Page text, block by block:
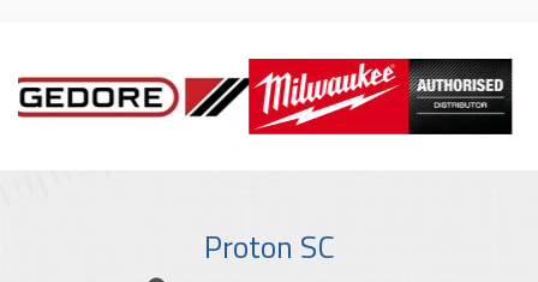
Proton SC